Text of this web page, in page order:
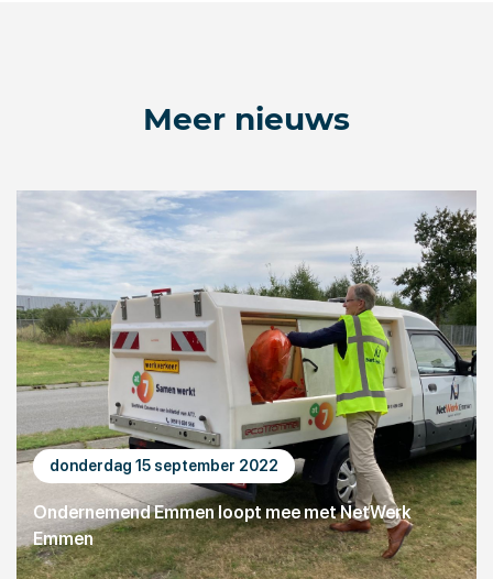
Meer nieuws
donderdag 15 september 2022
Ondernemend Emmen loopt mee met NetWerk
Emmen